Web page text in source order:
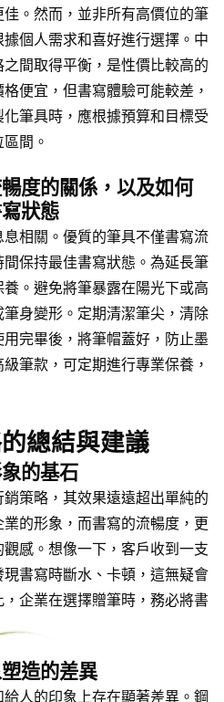
。然而，並非所有高價位的筆
個人需求和喜好進行選擇。中
間取得平衡，是性價比較高的
便宜，但書寫體驗可能較差，
筆具時，應根據預算和目標受
間。
度的關係，以及如何
狀態
相關。優質的筆具不僅書寫流
保持最佳書寫狀態。為延長筆
。避免將筆暴露在陽光下或高
身變形。定期清潔筆尖，清除
完畢後，將筆帽蓋好，防止墨
筆款，可定期進行專業保養，
總結與建議
的基石
策略，其效果遠遠超出單純的
的形象，而書寫的流暢度，更
感。想像一下，客戶收到一支
書寫時斷水、卡頓，這無疑會
企業在選擇贈筆時，務必將書
造的差異
人的印象上存在顯著差異。鋼